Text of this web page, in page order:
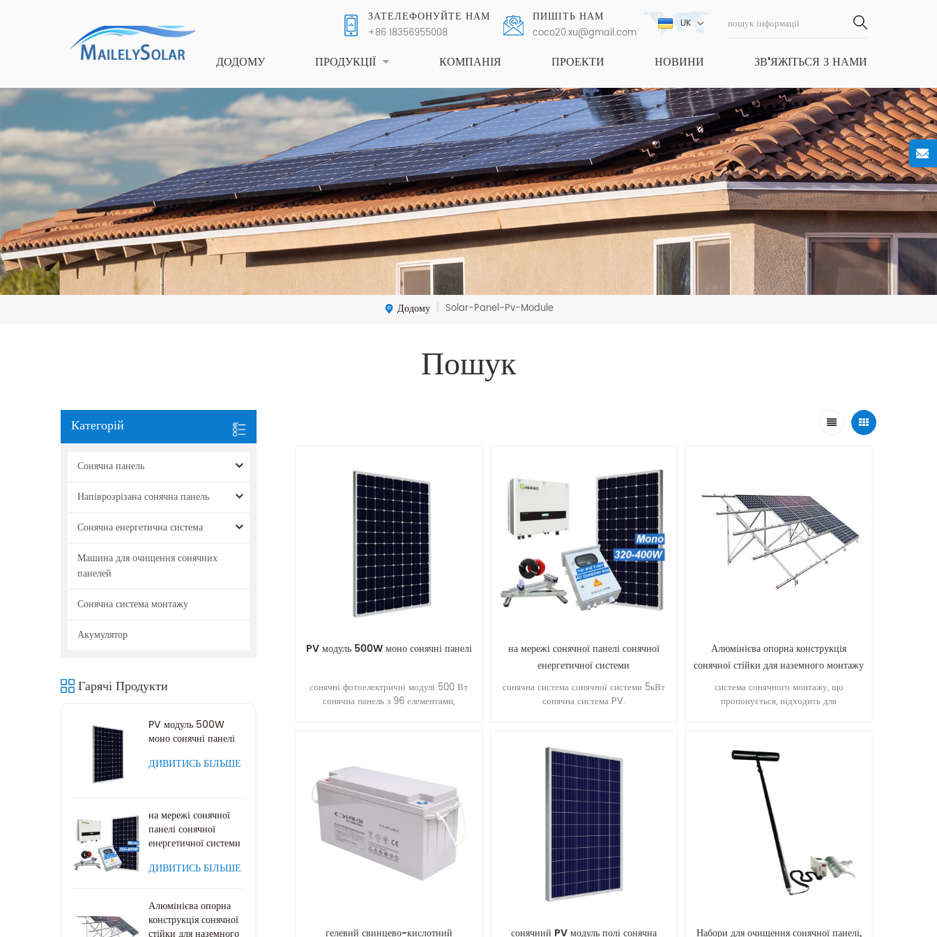
UK
ЗАТЕЛЕФОНУЙТЕ НАМ
+86 18356955008
ПИШІТЬ НАМ
coco20.xu@gmail.com
ДОДОМУ ПРОДУКЦІЇ КОМПАНІЯ ПРОЕКТИ НОВИНИ ЗВ'ЯЖІТЬСЯ З НАМИ
Додому | Solar-Panel-Pv-Module
Пошук
Категорій
Сонячна панель
Напіврозрізана сонячна панель
Сонячна енергетична система
Машина для очищення сонячних
панелей
Сонячна система монтажу
Акумулятор
Гарячі Продукти
PV модуль 500W
моно сонячні панелі
ДИВИТИСЬ БІЛЬШЕ
на мережі сонячної
панелі сонячної
енергетичної системи
ДИВИТИСЬ БІЛЬШЕ
Алюмінієва опорна
конструкція сонячної
PV модуль 500W моно сонячні панелі
сонячні фотоелектричні модулі 500 Вт
сонячна панель з 96 елементами,
на мережі сонячної панелі сонячної
енергетичної системи
сонячна система сонячної системи 5кВт
сонячна система PV.
Алюмінієва опорна конструкція
сонячної стійки для наземного монтажу
система сонячного монтажу, що
пропонується, підходить для
конструкції, стабільність і точність,
надзвичайні екологічні характеристики,
suprtb якість.
гелевий свинцево-кислотний
сонячний PV модуль полі сонячна
Набори для очищення сонячної панелі,